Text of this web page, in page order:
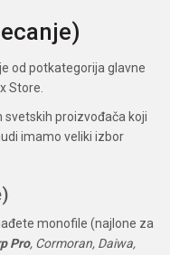
od potkategorija glavne
Store.
svetskih proizvođača koji
imamo veliki izbor
monofile (najlone za
Pro, Cormoran, Daiwa,